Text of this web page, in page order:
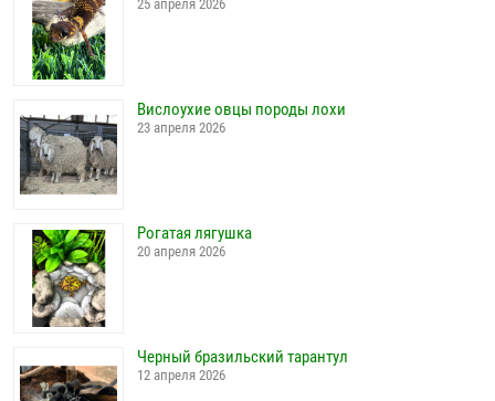
25 апреля 2026
Вислоухие овцы породы лохи
23 апреля 2026
Рогатая лягушка
20 апреля 2026
Черный бразильский тарантул
12 апреля 2026